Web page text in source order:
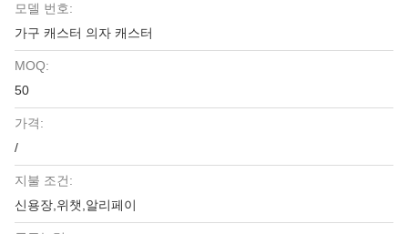
모델 번호:
가구 캐스터 의자 캐스터
MOQ:
50
가격:
/
지불 조건:
신용장,위챗,알리페이